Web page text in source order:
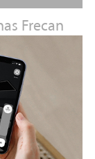
Frecan